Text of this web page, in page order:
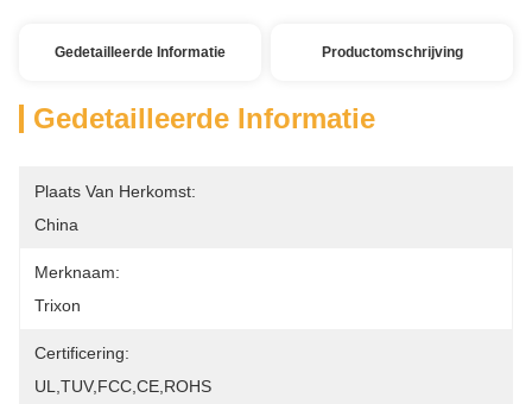
Gedetailleerde Informatie Productomschrijving
Gedetailleerde Informatie
Plaats Van Herkomst:
China
Merknaam:
Trixon
Certificering:
UL,TUV,FCC,CE,ROHS